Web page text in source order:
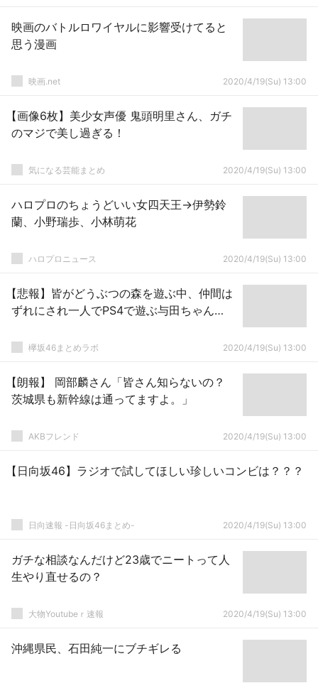
映画のバトルロワイヤルに影響受けてると
思う漫画
映画.net 2020/4/19(Su) 13:00
【画像6枚】美少女声優 鬼頭明里さん、ガチ
のマジで美し過ぎる！
気になる芸能まとめ 2020/4/19(Su) 13:00
ハロプロのちょうどいい女四天王→伊勢鈴
蘭、小野瑞歩、小林萌花
ハロプロニュース 2020/4/19(Su) 13:00
【悲報】皆がどうぶつの森を遊ぶ中、仲間は
ずれにされ一人でPS4で遊ぶ与田ちゃん…
欅坂46まとめラボ 2020/4/19(Su) 13:00
【朗報】 岡部麟さん「皆さん知らないの？
茨城県も新幹線は通ってますよ。」
AKBフレンド 2020/4/19(Su) 13:00
【日向坂46】ラジオで試してほしい珍しいコンビは？？？
日向速報 -日向坂46まとめ- 2020/4/19(Su) 13:00
ガチな相談なんだけど23歳でニートって人
生やり直せるの？
大物Youtubeｒ速報 2020/4/19(Su) 13:00
沖縄県民、石田純一にブチギレる